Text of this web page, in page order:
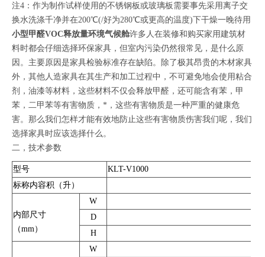
注4：作为制作试样使用的不锈钢板或玻璃板需要事先采用离子交
换水洗涤千净并在200℃(/好为280℃或更高的温度)下干燥一晚待用
小型甲醛VOC释放量环境气候舱许多人在装修和购买家用建筑材
料时都会仔细选择环保家具，但室内污染仍然很常见，是什么原
因。主要原因是家具检验标准存在缺陷。除了极其昂贵的木材家具
外，其他人造家具在其生产和加工过程中，不可避免地会使用粘合
剂，油漆等材料，这些材料不仅会释放甲醛，还可能含有苯，甲
苯，二甲苯等有害物质，*，这些有害物质是一种严重的健康危
害。那么我们怎样才能有效地防止这些有害物质伤害我们呢，我们
选择家具时应该选择什么。
二，技术参数
型号
KLT-V1000
标称内容积（升）
内部尺寸
（mm）
W
D
H
W